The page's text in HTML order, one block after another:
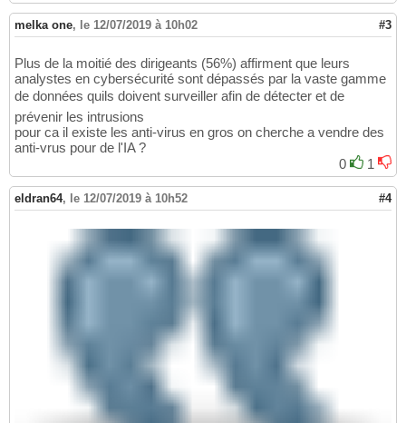
melka one, le 12/07/2019 à 10h02 #3
Plus de la moitié des dirigeants (56%) affirment que leurs
analystes en cybersécurité sont dépassés par la vaste gamme
de données quils doivent surveiller afin de détecter et de
prévenir les intrusions
pour ca il existe les anti-virus en gros on cherche a vendre des
anti-vrus pour de l'IA ?
0
1
eldran64, le 12/07/2019 à 10h52 #4